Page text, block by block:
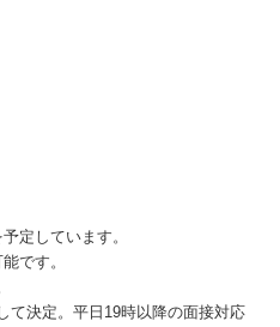
定しています。
です。
て決定。平日19時以降の面接対応